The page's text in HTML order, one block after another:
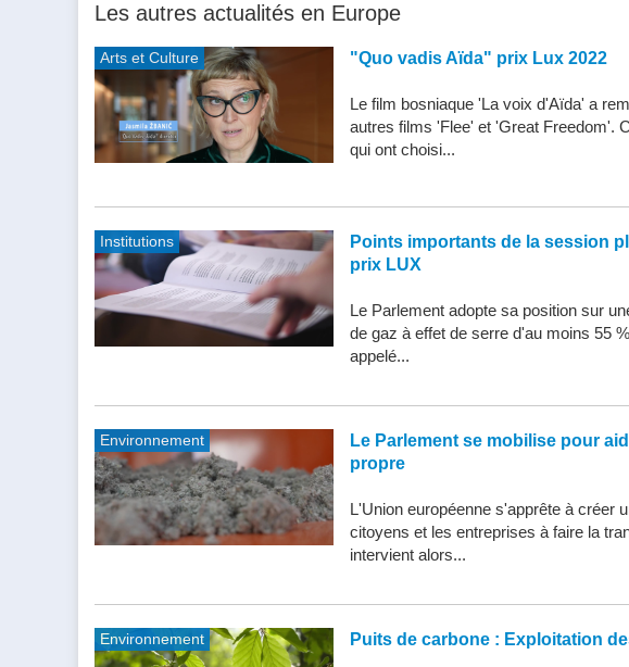
Les autres actualités en Europe
Arts et Culture "Quo vadis Aïda" prix Lux 2022
Le film bosniaque 'La voix d'Aïda' a
autres films 'Flee' et 'Great Freedom'.
qui ont choisi...
Institutions
Points importants de la session
prix LUX
Le Parlement adopte sa position sur
de gaz à effet de serre d'au moins 55
appelé...
Environnement
Le Parlement se mobilise pour
propre
L'Union européenne s'apprête à créer
citoyens et les entreprises à faire la
intervient alors...
Environnement Puits de carbone : Exploitation